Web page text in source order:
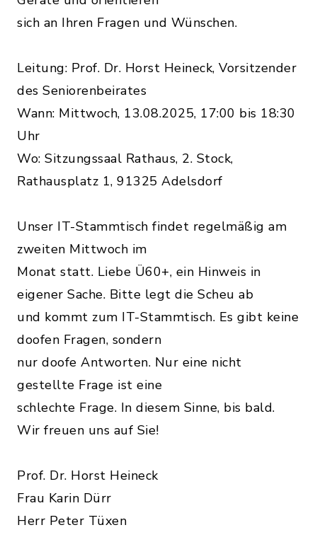
sich an Ihren Fragen und Wünschen.
Leitung: Prof. Dr. Horst Heineck, Vorsitzender
des Seniorenbeirates
Wann: Mittwoch, 13.08.2025, 17:00 bis 18:30
Uhr
Wo: Sitzungssaal Rathaus, 2. Stock,
Rathausplatz 1, 91325 Adelsdorf
Unser IT-Stammtisch findet regelmäßig am
zweiten Mittwoch im
Monat statt. Liebe Ü60+, ein Hinweis in
eigener Sache. Bitte legt die Scheu ab
und kommt zum IT-Stammtisch. Es gibt keine
doofen Fragen, sondern
nur doofe Antworten. Nur eine nicht
gestellte Frage ist eine
schlechte Frage. In diesem Sinne, bis bald.
Wir freuen uns auf Sie!
Prof. Dr. Horst Heineck
Frau Karin Dürr
Herr Peter Tüxen